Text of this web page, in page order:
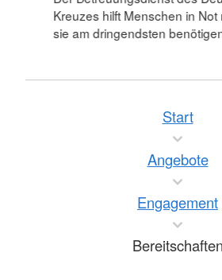
Kreuzes hilft Menschen in Not
sie am dringendsten
Start
Angebote
Engagement
Bereitschaften